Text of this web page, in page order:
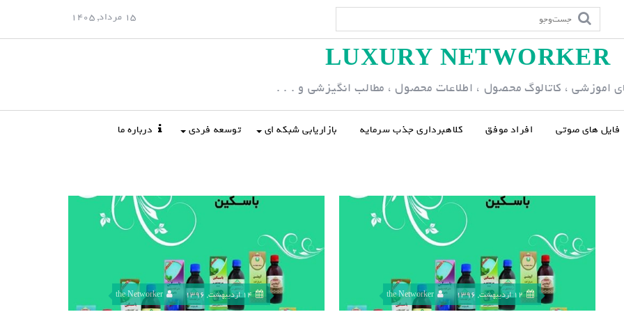
15 مرداد, 1405
LUXURY NETWORKER
اموزشی ، کاتالوگ محصول ، اطلاعات محصول ، مطالب انگیزشی و . . .
فایل های صوتی افراد موفق کلاهبرداری جذب سرمایه بازاریابی شبکه ای توسعه فردی درباره ما
14 اردیبهشت, 1396 the Networker 12 اردیبهشت, 1396 the Networker